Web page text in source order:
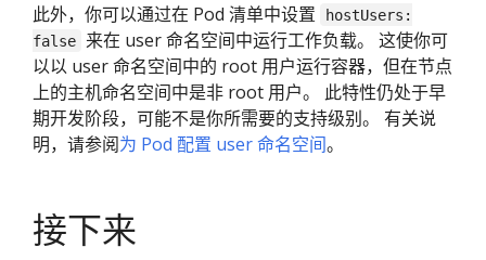
此外，你可以通过在 Pod 清单中设置
hostUsers:
false
来在 user 命名空间中运行工作负载。 这使你可
以以 user 命名空间中的 root 用户运行容器，但在节点
上的主机命名空间中是非 root 用户。 此特性仍处于早
期开发阶段，可能不是你所需要的支持级别。 有关说
明，请参阅为 Pod 配置 user 命名空间。
接下来